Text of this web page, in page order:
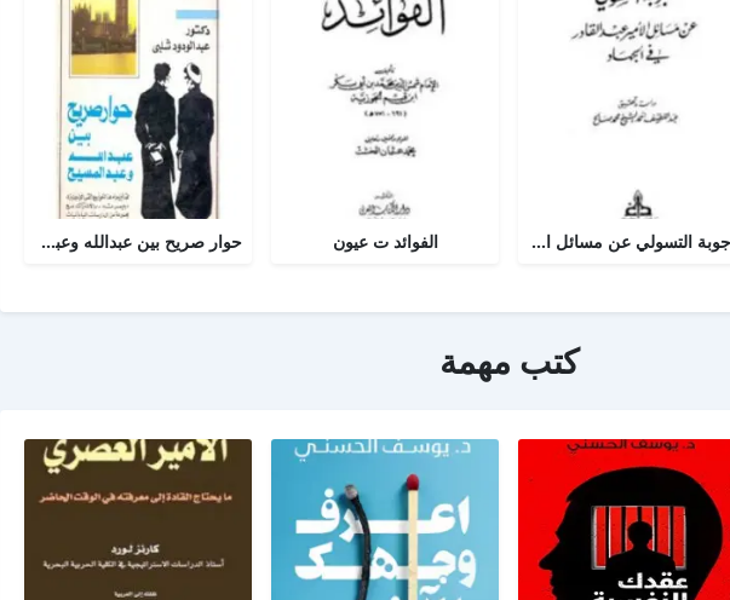
أجوبة التسولي عن مسائل الأمير عبد القادر في الجهاد الفوائد ت عيون حوار صريح بين عبدالله وعبدالمسيح
كتب مهمة